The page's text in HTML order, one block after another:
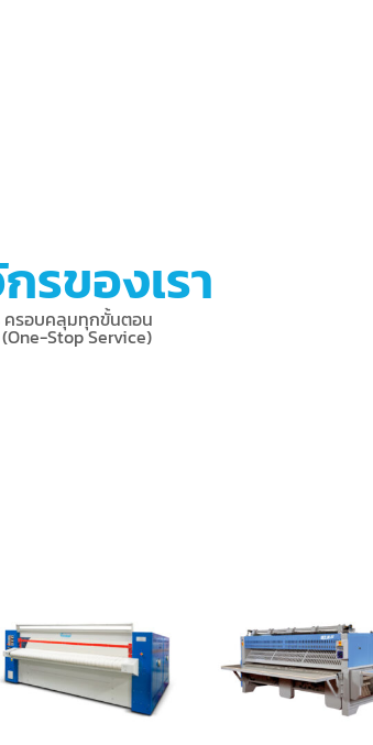
ของเรา
ครอบคลุมทุกขั้นตอน
Stop Service)